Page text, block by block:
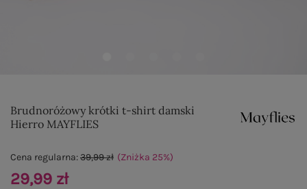
Brudnoróżowy krótki t-shirt damski
Hierro MAYFLIES
Cena regularna:39,99 zł (Zniżka 25%)
29,99 zł